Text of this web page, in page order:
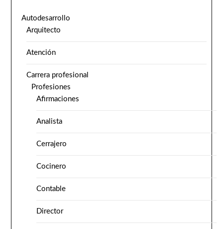
Autodesarrollo
Arquitecto
Atención
Carrera profesional
Profesiones
Afirmaciones
Analista
Cerrajero
Cocinero
Contable
Director